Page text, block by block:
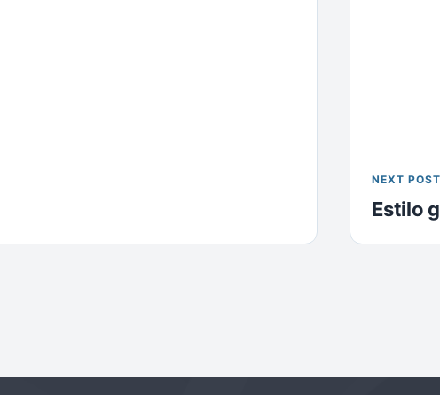
NEXT POST
Estilo